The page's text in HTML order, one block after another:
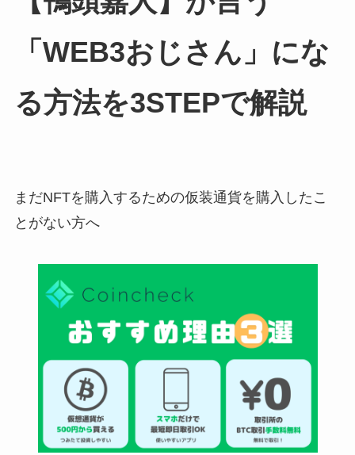
「WEB3おじさん」にな
る方法を3STEPで解説
まだNFTを購入するための仮装通貨を購入したこ
とがない方へ